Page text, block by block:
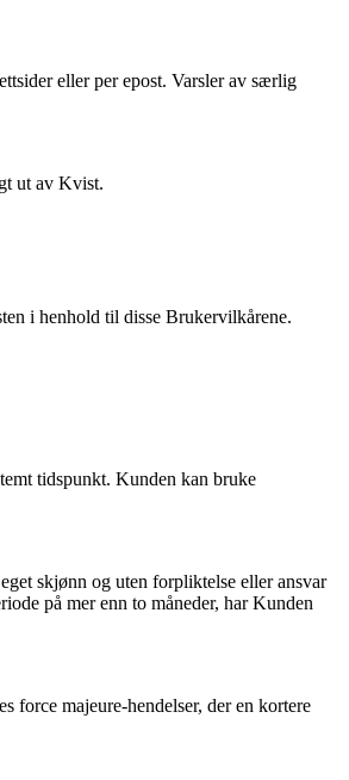
eller per epost. Varsler av særlig
ut av Kvist.
i henhold til disse Brukervilkårene.
tidspunkt. Kunden kan bruke
skjønn og uten forpliktelse eller ansvar
på mer enn to måneder, har Kunden
force majeure-hendelser, der en kortere